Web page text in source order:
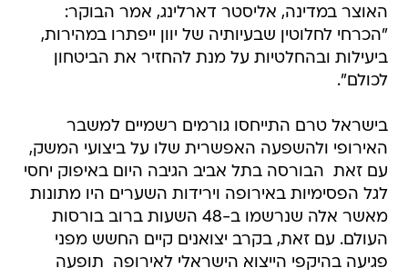
האוצר במדינה, אליסטר דארלינג, אמר הבוקר:
"הכרחי לחלוטין שבעיותיה של יוון ייפתרו במהירות,
ביעילות ובהחלטיות על מנת להחזיר את הביטחון
לכולם".
בישראל טרם התייחסו גורמים רשמיים למשבר
האירופי ולהשפעה האפשרית שלו על ביצועי המשק,
עם זאת  הבורסה בתל אביב הגיבה היום באיפוק יחסי
לגל הפסימיות באירופה וירידות השערים היו מתונות
מאשר אלה שנרשמו ב-48 השעות ברוב בורסות
העולם. עם זאת, בקרב יצואנים קיים החשש מפני
פגיעה בהיקפי הייצוא הישראלי לאירופה  תופעה